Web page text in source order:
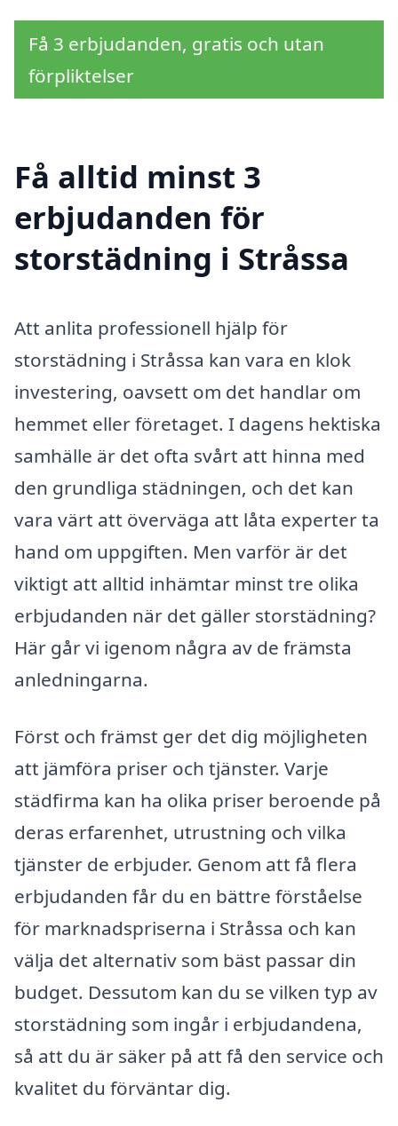
Få 3 erbjudanden, gratis och utan
förpliktelser
Få alltid minst 3
erbjudanden för
storstädning i Stråssa
Att anlita professionell hjälp för
storstädning i Stråssa kan vara en klok
investering, oavsett om det handlar om
hemmet eller företaget. I dagens hektiska
samhälle är det ofta svårt att hinna med
den grundliga städningen, och det kan
vara värt att överväga att låta experter ta
hand om uppgiften. Men varför är det
viktigt att alltid inhämtar minst tre olika
erbjudanden när det gäller storstädning?
Här går vi igenom några av de främsta
anledningarna.
Först och främst ger det dig möjligheten
att jämföra priser och tjänster. Varje
städfirma kan ha olika priser beroende på
deras erfarenhet, utrustning och vilka
tjänster de erbjuder. Genom att få flera
erbjudanden får du en bättre förståelse
för marknadspriserna i Stråssa och kan
välja det alternativ som bäst passar din
budget. Dessutom kan du se vilken typ av
storstädning som ingår i erbjudandena,
så att du är säker på att få den service och
kvalitet du förväntar dig.